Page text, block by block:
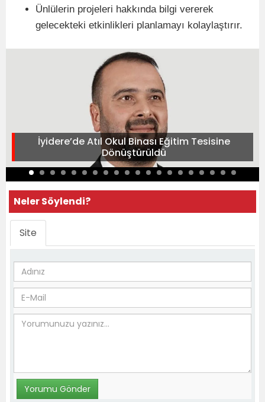
Ünlülerin projeleri hakkında bilgi vererek
gelecekteki etkinlikleri planlamayı kolaylaştırır.
İyidere’de Atıl Okul Binası Eğitim Tesisine
Dönüştürüldü
Neler Söylendi?
Site